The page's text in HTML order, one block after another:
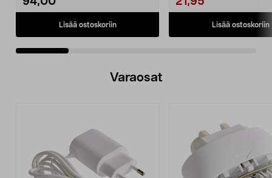
Lisää ostoskoriin Lisää ostoskoriin
Varaosat